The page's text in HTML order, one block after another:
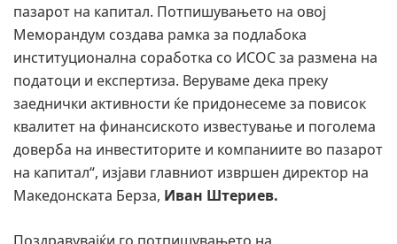
пазарот на капитал. Потпишувањето на овој
Меморандум создава рамка за подлабока
институционална соработка со ИСОС за размена на
податоци и експертиза. Веруваме дека преку
заеднички активности ќе придонесеме за повисок
квалитет на финансиското известување и поголема
доверба на инвеститорите и компаниите во пазарот
на капитал“, изјави главниот извршен директор на
Македонската Берза, Иван Штериев.